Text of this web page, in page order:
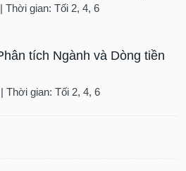
Thời gian: Tối 2, 4, 6
tích Ngành và Dòng tiền
Thời gian: Tối 2, 4, 6